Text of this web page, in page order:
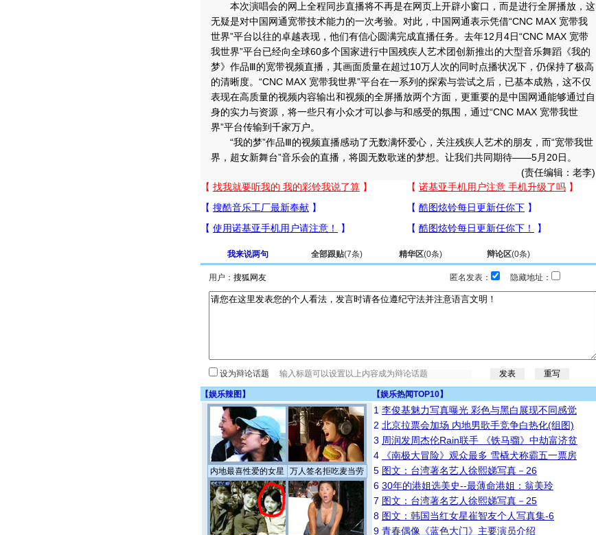
本次演唱会的网上全程同步直播将不再是在网页上开辟小窗口，而是进行全屏播放，这
无疑是对中国网通宽带技术能力的一次考验。对此，中国网通表示凭借“CNC MAX 宽带我
世界”平台以往的卓越表现，他们有信心圆满完成直播任务。去年12月4日“CNC MAX 宽带
我世界”平台已经向全球60多个国家进行中国残疾人艺术团创新推出的大型音乐舞蹈《我的
梦》作品Ⅲ的宽带视频直播，其画面质量在超过10万人次的同时点播状况下，仍保持了极高
的清晰度。“CNC MAX 宽带我世界”平台在一系列的探索与尝试之后，已基本成熟，这不仅
表现在高质量的视频内容输出和视频的全屏播放两个方面，更重要的是中国网通能够通过自
身的实力与资源，将一些只有小众才可以参与和感受的氛围，通过“CNC MAX 宽带我世
界”平台传输到千家万户。
“我的梦”作品Ⅲ的视频直播感动了无数满怀爱心，关注残疾人艺术的朋友，而“宽带我世
界，超女新舞台”音乐会的直播，将圆无数歌迷的梦想。让我们共同期待——5月20日。
(责任编辑：老李)
我来说两句 全部跟贴(7条) 精华区(0条) 辩论区(0条)
用户： 匿名发表： 隐藏地址：
设为辩论话题
【娱乐辣图 】 【娱乐热闻TOP10】
内地最喜性爱的女星 万人签名拒吃麦当劳
1 李俊基魅力写真曝光 彩色与黑白展现不同感觉
2 北京拉票会加场 内地男歌手竞争白热化(组图)
3 周润发周杰伦Rain联手 《铁马骝》中劫富济贫
4
《南极大冒险》观众最多 雪橇犬称霸五一票房
5 图文：台湾著名艺人徐熙娣写真－26
6 30年的港姐选美史--最薄命港姐：翁美玲
7 图文：台湾著名艺人徐熙娣写真－25
8 图文：韩国当红女星崔智友个人写真集-6
9 青春偶像《蓝色大门》主要演员介绍